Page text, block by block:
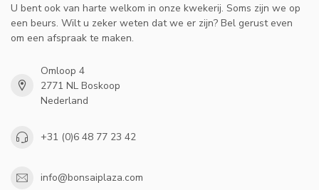
U bent ook van harte welkom in onze kwekerij. Soms zijn we op
een beurs. Wilt u zeker weten dat we er zijn? Bel gerust even
om een afspraak te maken.
Omloop 4
2771 NL Boskoop
Nederland
+31 (0)6 48 77 23 42
info@bonsaiplaza.com